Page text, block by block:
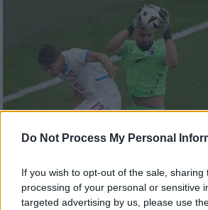
Do Not Process My Personal
If you wish to opt-out of the sale, sharing
processing of your personal or sensitive
targeted advertising by us, please use